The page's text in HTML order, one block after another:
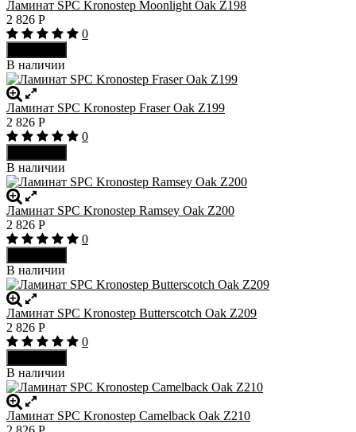
Ламинат SPC Kronostep Moonlight Oak Z198
2 826 Р
0
В наличии
Ламинат SPC Kronostep Fraser Oak Z199
2 826 Р
0
В наличии
Ламинат SPC Kronostep Ramsey Oak Z200
2 826 Р
0
В наличии
Ламинат SPC Kronostep Butterscotch Oak Z209
2 826 Р
0
В наличии
Ламинат SPC Kronostep Camelback Oak Z210